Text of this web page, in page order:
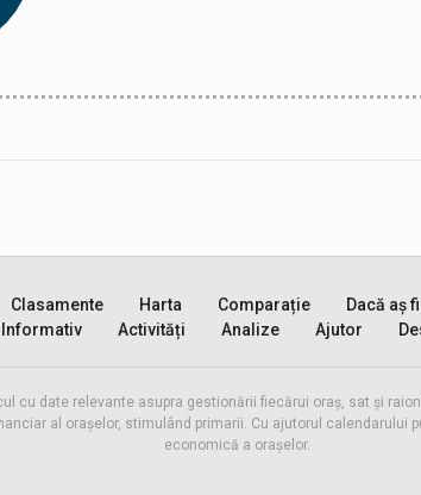
Clasamente Harta Comparație Dacă aș
Informativ
Activități Analize Ajutor
cu date relevante asupra gestionării fiecărui oraș, sat și
al orașelor, stimulând primarii. Cu ajutorul calendarului
economică a orașelor.